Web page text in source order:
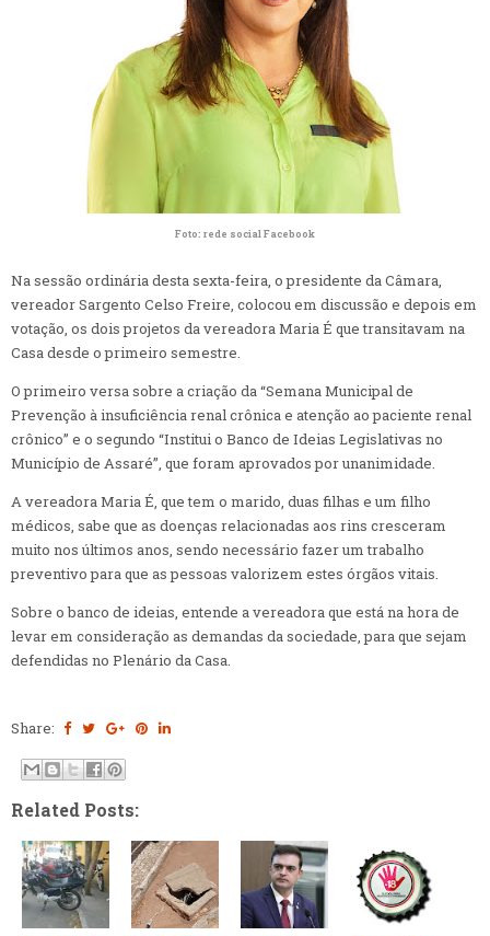
Foto: rede social Facebook
Na sessão ordinária desta sexta-feira, o presidente da Câmara,
vereador Sargento Celso Freire, colocou em discussão e depois em
votação, os dois projetos da vereadora Maria É que transitavam na
Casa desde o primeiro semestre.
O primeiro versa sobre a criação da “Semana Municipal de
Prevenção à insuficiência renal crônica e atenção ao paciente renal
crônico” e o segundo “Institui o Banco de Ideias Legislativas no
Município de Assaré”, que foram aprovados por unanimidade.
A vereadora Maria É, que tem o marido, duas filhas e um filho
médicos, sabe que as doenças relacionadas aos rins cresceram
muito nos últimos anos, sendo necessário fazer um trabalho
preventivo para que as pessoas valorizem estes órgãos vitais.
Sobre o banco de ideias, entende a vereadora que está na hora de
levar em consideração as demandas da sociedade, para que sejam
defendidas no Plenário da Casa.
Share:
Related Posts: